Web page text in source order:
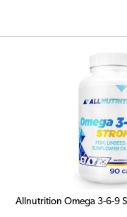
Allnutrition Omega 3-6-9